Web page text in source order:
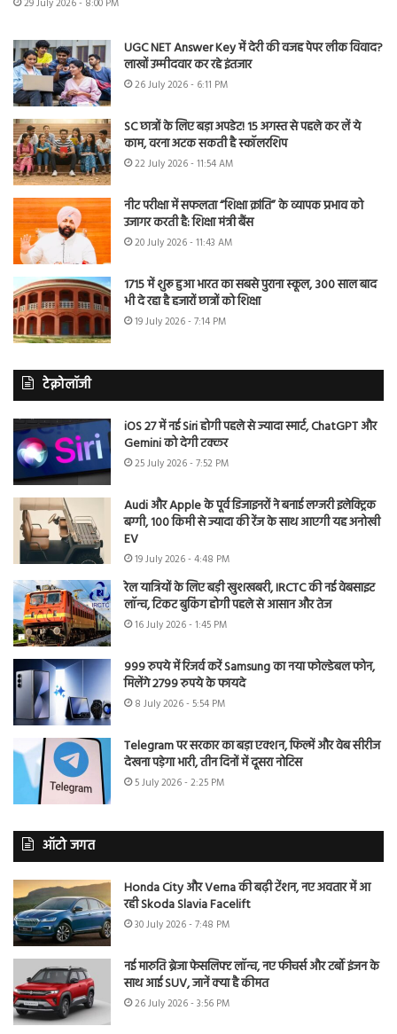
29 July 2026 - 8:00 PM
UGC NET Answer Key में देरी की वजह पेपर लीक विवाद?
लाखों उम्मीदवार कर रहे इंतजार
26 July 2026 - 6:11 PM
SC छात्रों के लिए बड़ा अपडेट! 15 अगस्त से पहले कर लें ये
काम, वरना अटक सकती है स्कॉलरशिप
22 July 2026 - 11:54 AM
नीट परीक्षा में सफलता “शिक्षा क्रांति” के व्यापक प्रभाव को
उजागर करती है: शिक्षा मंत्री बैंस
20 July 2026 - 11:43 AM
1715 में शुरू हुआ भारत का सबसे पुराना स्कूल, 300 साल बाद
भी दे रहा है हजारों छात्रों को शिक्षा
19 July 2026 - 7:14 PM
टेक्नोलॉजी
iOS 27 में नई Siri होगी पहले से ज्यादा स्मार्ट, ChatGPT और
Gemini को देगी टक्कर
25 July 2026 - 7:52 PM
Audi और Apple के पूर्व डिजाइनरों ने बनाई लग्जरी इलेक्ट्रिक
बग्गी, 100 किमी से ज्यादा की रेंज के साथ आएगी यह अनोखी
EV
19 July 2026 - 4:48 PM
रेल यात्रियों के लिए बड़ी खुशखबरी, IRCTC की नई वेबसाइट
लॉन्च, टिकट बुकिंग होगी पहले से आसान और तेज
16 July 2026 - 1:45 PM
999 रुपये में रिजर्व करें Samsung का नया फोल्डेबल फोन,
मिलेंगे 2799 रुपये के फायदे
8 July 2026 - 5:54 PM
Telegram पर सरकार का बड़ा एक्शन, फिल्में और वेब सीरीज
देखना पड़ेगा भारी, तीन दिनों में दूसरा नोटिस
5 July 2026 - 2:25 PM
ऑटो जगत
Honda City और Verna की बढ़ी टेंशन, नए अवतार में आ
रही Skoda Slavia Facelift
30 July 2026 - 7:48 PM
नई मारुति ब्रेजा फेसलिफ्ट लॉन्च, नए फीचर्स और टर्बो इंजन के
साथ आई SUV, जानें क्या है कीमत
26 July 2026 - 3:56 PM